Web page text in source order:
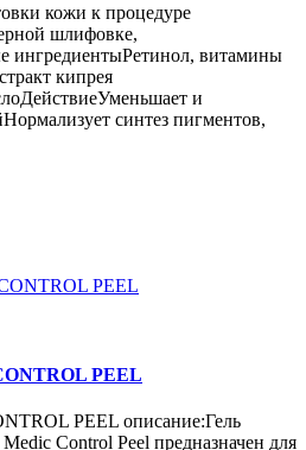
кожи к процедуре
шлифовке,
ингредиентыРетинол, витамины
кипрея
и
синтез пигментов,
PEEL
PEEL описание:Гель
Control Peel предназначен для